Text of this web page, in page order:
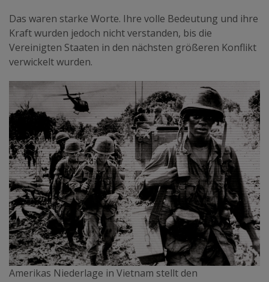
Das waren starke Worte. Ihre volle Bedeutung und ihre
Kraft wurden jedoch nicht verstanden, bis die
Vereinigten Staaten in den nächsten größeren Konflikt
verwickelt wurden.
Amerikas Niederlage in Vietnam stellt den